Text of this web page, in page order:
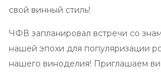
свой винный стиль!
ЧФВ запланировал встречи со
нашей эпохи для популяризации
нашего виноделия! Приглашаем